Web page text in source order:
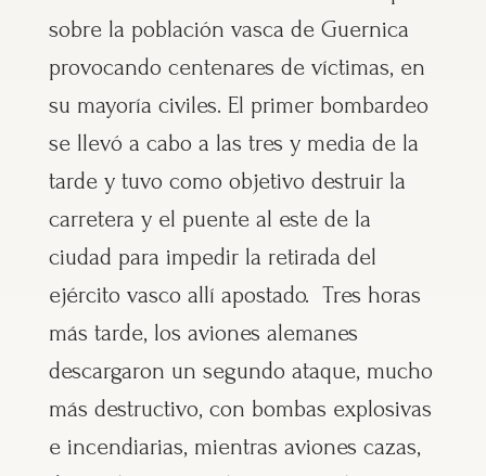
sobre la población vasca de Guernica
provocando centenares de víctimas, en
su mayoría civiles. El primer bombardeo
se llevó a cabo a las tres y media de la
tarde y tuvo como objetivo destruir la
carretera y el puente al este de la
ciudad para impedir la retirada del
ejército vasco allí apostado. Tres horas
más tarde, los aviones alemanes
descargaron un segundo ataque, mucho
más destructivo, con bombas explosivas
e incendiarias, mientras aviones cazas,